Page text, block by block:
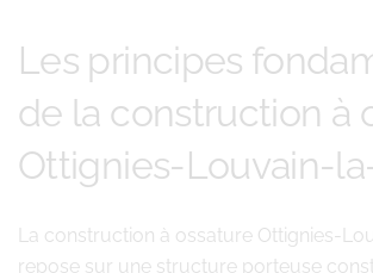
Les principes
de la construction à
Ottignies-Louvain-
La construction à ossature Ottignies-
repose sur une structure porteuse